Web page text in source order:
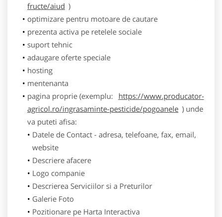
fructe/aiud )
optimizare pentru motoare de cautare
prezenta activa pe retelele sociale
suport tehnic
adaugare oferte speciale
hosting
mentenanta
pagina proprie (exemplu:
https://www.producator-
agricol.ro/ingrasaminte-pesticide/pogoanele ) unde
va puteti afisa:
Datele de Contact - adresa, telefoane, fax, email,
website
Descriere afacere
Logo companie
Descrierea Serviciilor si a Preturilor
Galerie Foto
Pozitionare pe Harta Interactiva